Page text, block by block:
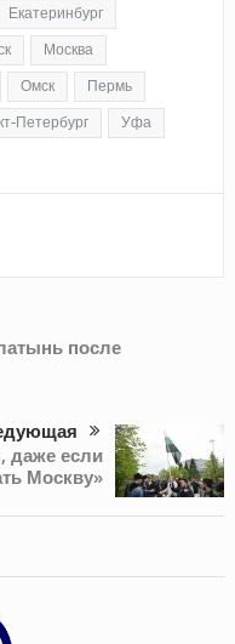
Екатеринбург
Москва
Омск Пермь
Петербург Уфа
после
даже если
Москву»